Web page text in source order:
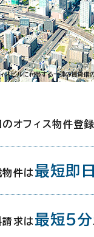
分
ル：2009年）
スビルに付帯する一連の賃貸
のオフィス物件登
件は 最短即
求は 最短5分